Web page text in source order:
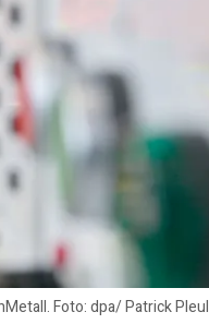
Foto: dpa/ Patrick Pleul